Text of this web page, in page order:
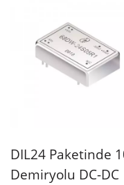
DIL24 Paketinde
Demiryolu DC-DC